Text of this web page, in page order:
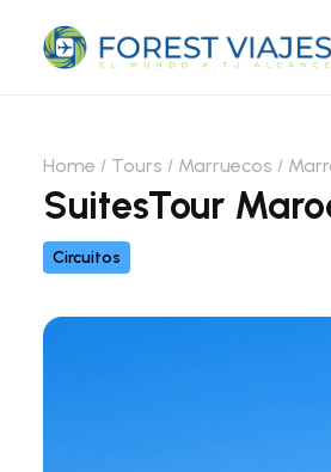
Home Tours Marruecos
SuitesTour
Circuitos